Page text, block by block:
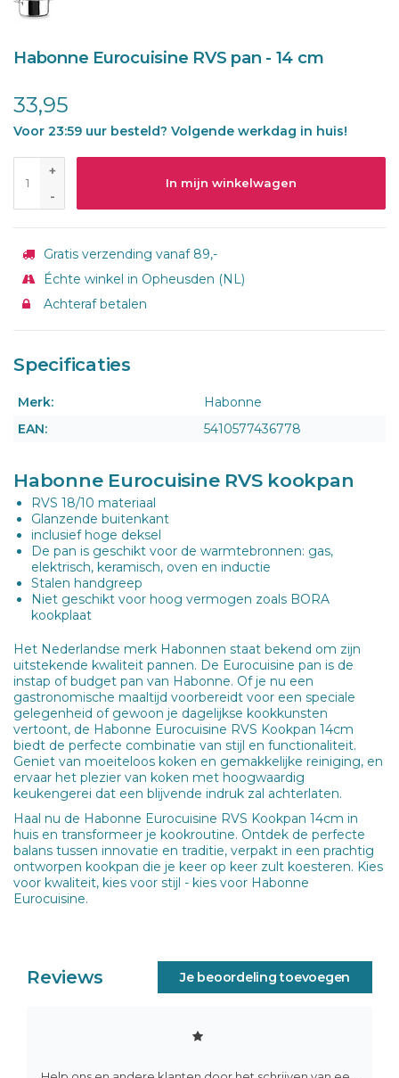
Habonne Eurocuisine RVS pan - 14 cm
33,95
Voor 23:59 uur besteld? Volgende werkdag in huis!
+
-
In mijn winkelwagen
Gratis verzending vanaf 89,-
Échte winkel in Opheusden (NL)
Achteraf betalen
Specificaties
Merk:
Habonne
EAN:
5410577436778
Habonne Eurocuisine RVS kookpan
RVS 18/10 materiaal
Glanzende buitenkant
inclusief hoge deksel
De pan is geschikt voor de warmtebronnen: gas,
elektrisch, keramisch, oven en inductie
Stalen handgreep
Niet geschikt voor hoog vermogen zoals BORA
kookplaat
Het Nederlandse merk Habonnen staat bekend om zijn
uitstekende kwaliteit pannen. De Eurocuisine pan is de
instap of budget pan van Habonne. Of je nu een
gastronomische maaltijd voorbereidt voor een speciale
gelegenheid of gewoon je dagelijkse kookkunsten
vertoont, de Habonne Eurocuisine RVS Kookpan 14cm
biedt de perfecte combinatie van stijl en functionaliteit.
Geniet van moeiteloos koken en gemakkelijke reiniging, en
ervaar het plezier van koken met hoogwaardig
keukengerei dat een blijvende indruk zal achterlaten.
Haal nu de Habonne Eurocuisine RVS Kookpan 14cm in
huis en transformeer je kookroutine. Ontdek de perfecte
balans tussen innovatie en traditie, verpakt in een prachtig
ontworpen kookpan die je keer op keer zult koesteren. Kies
voor kwaliteit, kies voor stijl - kies voor Habonne
Eurocuisine.
Reviews Je beoordeling toevoegen